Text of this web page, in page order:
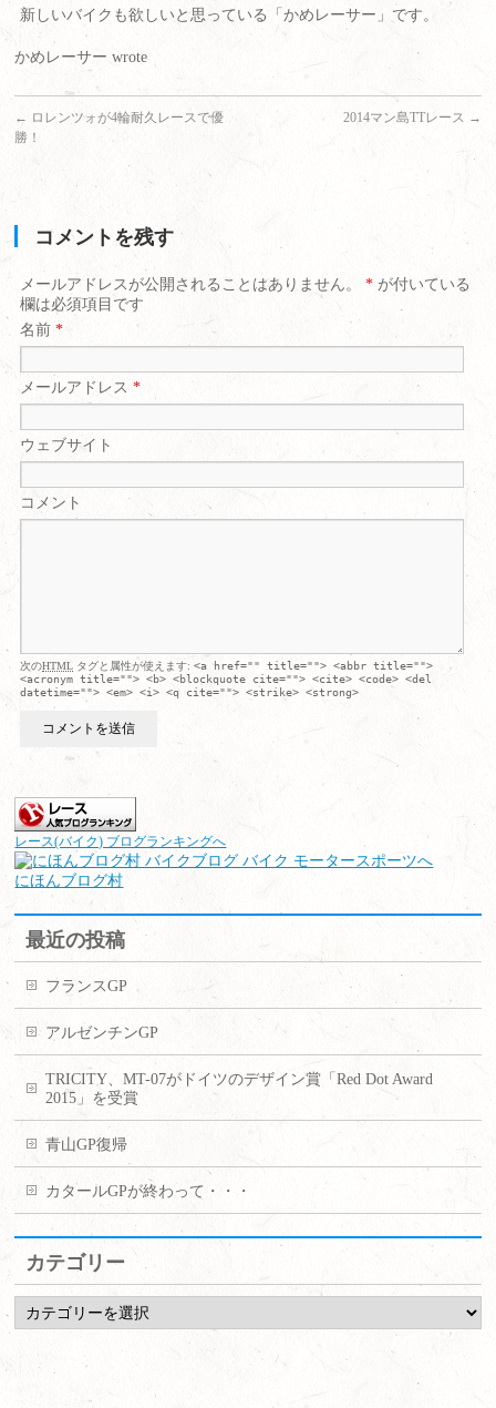
新しいバイクも欲しいと思っている「かめレーサー」です。
かめレーサー wrote
← ロレンツォが4輪耐久レースで優
勝！
2014マン島TTレース →
コメントを残す
メールアドレスが公開されることはありません。* が付いている
欄は必須項目です
名前*
メールアドレス*
ウェブサイト
コメント
次のHTML タグと属性が使えます:<a href="" title=""> <abbr title="">
<acronym title=""> <b> <blockquote cite=""> <cite> <code> <del
datetime=""> <em> <i> <q cite=""> <strike> <strong>
レース(バイク) ブログランキングへ
にほんブログ村
最近の投稿
フランスGP
アルゼンチンGP
TRICITY、MT-07がドイツのデザイン賞「Red Dot Award
2015」を受賞
青山GP復帰
カタールGPが終わって・・・
カテゴリー